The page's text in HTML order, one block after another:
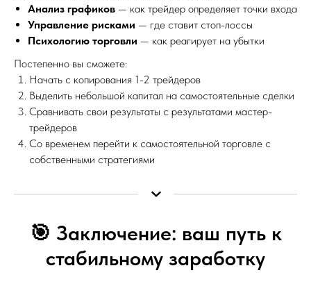
Анализ графиков — как трейдер определяет точки входа
Управление рисками — где ставит стоп-лоссы
Психологию торговли — как реагирует на убытки
Постепенно вы сможете:
Начать с копирования 1-2 трейдеров
Выделить небольшой капитал на самостоятельные сделки
Сравнивать свои результаты с результатами мастер-
трейдеров
Со временем перейти к самостоятельной торговле с
собственными стратегиями
🎯 Заключение: ваш путь к
стабильному заработку